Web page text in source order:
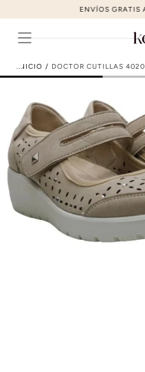
ir al contenido
ZAPATOS DE
INICIO / DOCTOR CUTILLAS